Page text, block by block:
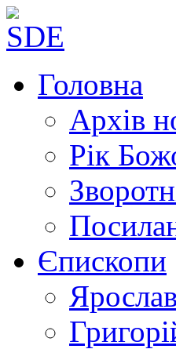
Головна
Архів
Рік
Єпископи